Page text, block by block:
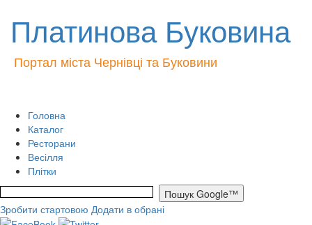
Платинова Буковина
Портал міста Чернівці та Буковини
Головна
Каталог
Ресторани
Весілля
Плітки
Зробити стартовою Додати в обрані